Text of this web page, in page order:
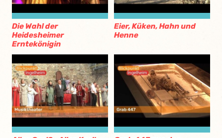
Die Wahl der
Heidesheimer
Erntekönigin
Eier, Küken, Hahn und
Henne